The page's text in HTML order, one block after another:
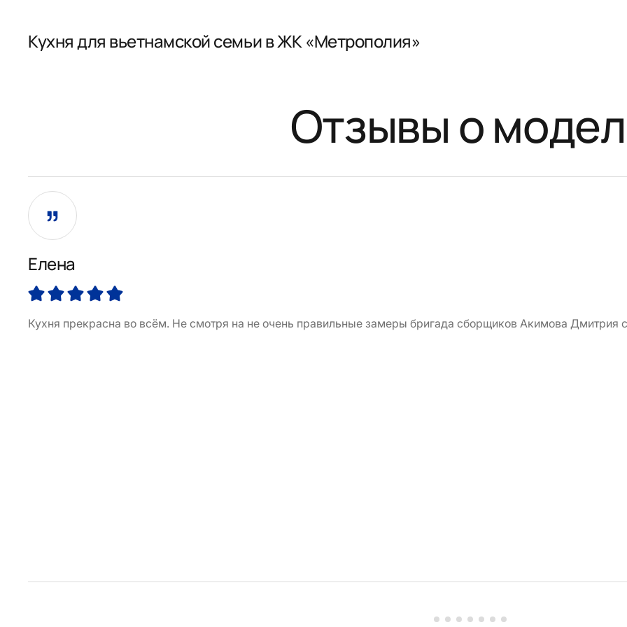
Кухня для вьетнамской семьи в ЖК «Метрополия»
Отзывы о
Елена
Кухня прекрасна во всём. Не смотря на не очень правильные замеры бригада сборщиков Акимова Дмитрия